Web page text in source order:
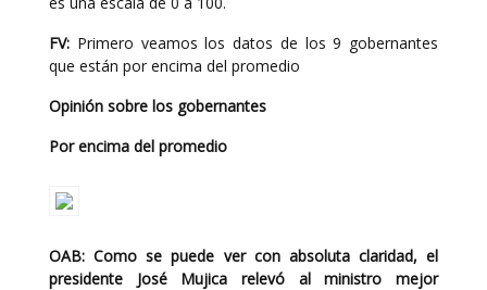
FV: Primero veamos los datos de los 9 gobernantes
que están por encima del promedio
Opinión sobre los gobernantes
Por encima del promedio
OAB: Como se puede ver con absoluta claridad, el
presidente José Mujica relevó al ministro mejor